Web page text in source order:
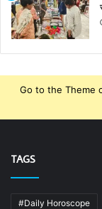
Go to the Theme
TAGS
#Daily Horoscope